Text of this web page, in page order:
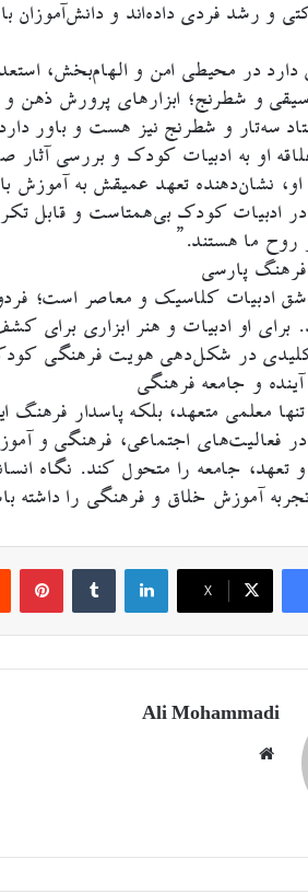
و رشد فردی داده‌اند و دانش‌آموزان
در محیطی امن و الهام‌بخش،
و شطرنج؛ ابزارهای پرورش ذهن
سه‌تار و شطرنج نیز هست و باور
او به ادبیات کودک و بررسی آثار
نشان‌دهنده تعهد عمیقش به
ادبیات کودک بی‌همتاست و قابل
روح ما هستند.”
پارسی
ادبیات کلاسیک و معاصر است؛
برای او ادبیات و هنر ابزاری
در شکل‌دهی هویت فرهنگی
و جامعه فرهنگی
تنها معلمی متعهد، بلکه پاسدار
فعالیت‌های اجتماعی، فرهنگی و
جامعه را متحول کند. نگاه
آموزش خلاق و فرهنگی را داشته
X
لینکدین ‫پین‌ترست
Ali Mohammadi